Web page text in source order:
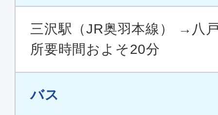
三沢駅（JR奥羽本線） →八
所要時間およそ20分
バス